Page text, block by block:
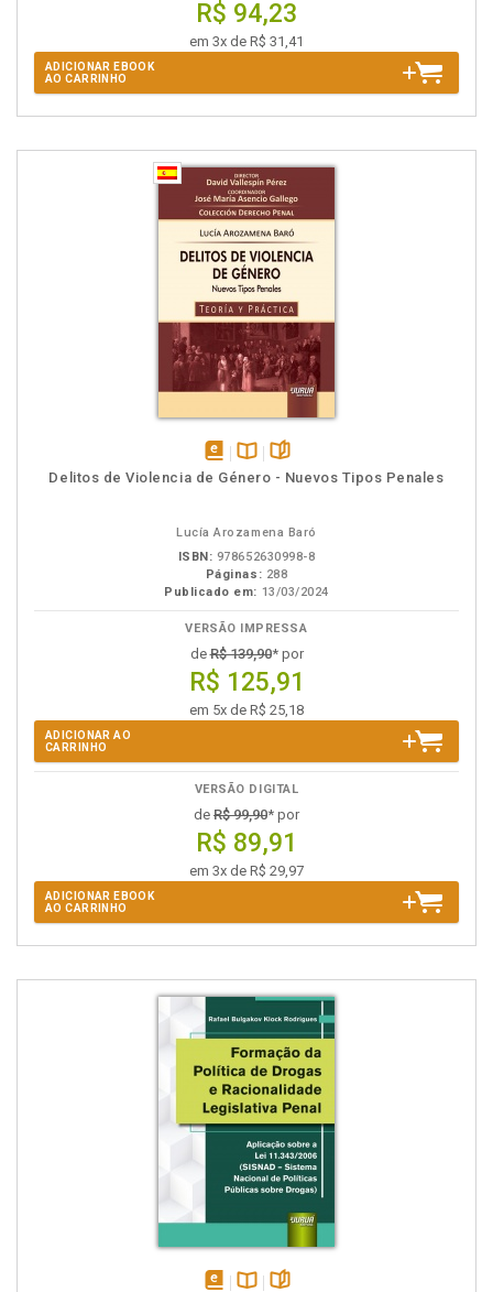
R$ 94,23
em 3x de R$ 31,41
ADICIONAR EBOOK
AO CARRINHO
disponívelDisponível
páginas
Delitos de Violencia de Género - Nuevos Tipos Penales
Lucía Arozamena Baró
ISBN: 978652630998-8
Páginas: 288
Publicado em: 13/03/2024
VERSÃO IMPRESSA
deR$ 139,90* por
R$ 125,91
em 5x de R$ 25,18
ADICIONAR AO
CARRINHO
VERSÃO DIGITAL
de R$ 99,90* por
R$ 89,91
em 3x de R$ 29,97
ADICIONAR EBOOK
AO CARRINHO